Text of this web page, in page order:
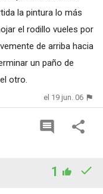
la pintura lo más
el rodillo vueles por
de arriba hacia
un paño de
otro.
el 19 jun. 06
1